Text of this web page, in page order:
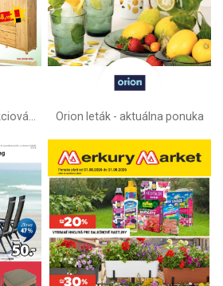
Orion leták - aktuálna ponuka